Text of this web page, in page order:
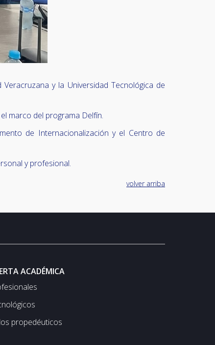
y la Universidad Tecnológica de
marco del programa Delfín.
de Internacionalización y el Centro de
y profesional.
volver arriba
ACADÉMICA
propedéuticos